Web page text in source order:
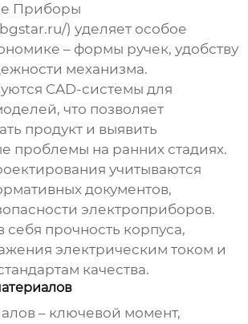
Приборы
) уделяет особое
– формы ручек, удобству
механизма.
CAD-системы для
что позволяет
продукт и выявить
проблемы на ранних стадиях.
учитываются
документов,
электроприборов.
себя прочность корпуса,
электрическим током и
качества.
– ключевой момент,